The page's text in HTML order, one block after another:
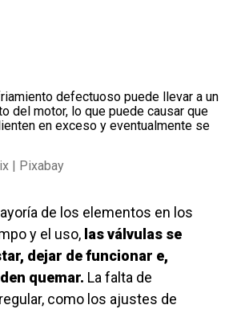
defectuoso puede llevar a un
del motor, lo que puede causar que
en exceso y eventualmente se
| Pixabay
de los elementos en los
y el uso, las válvulas se
dejar de funcionar e,
quemar. La falta de
como los ajustes de